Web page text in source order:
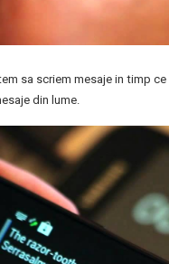
sa scriem mesaje in timp
din lume.